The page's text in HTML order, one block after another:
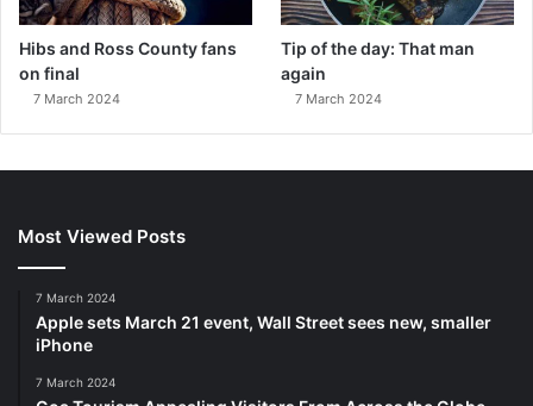
Hibs and Ross County fans
on final
7 March 2024
Tip of the day: That man
again
7 March 2024
Most Viewed Posts
7 March 2024
Apple sets March 21 event, Wall Street sees new, smaller
iPhone
7 March 2024